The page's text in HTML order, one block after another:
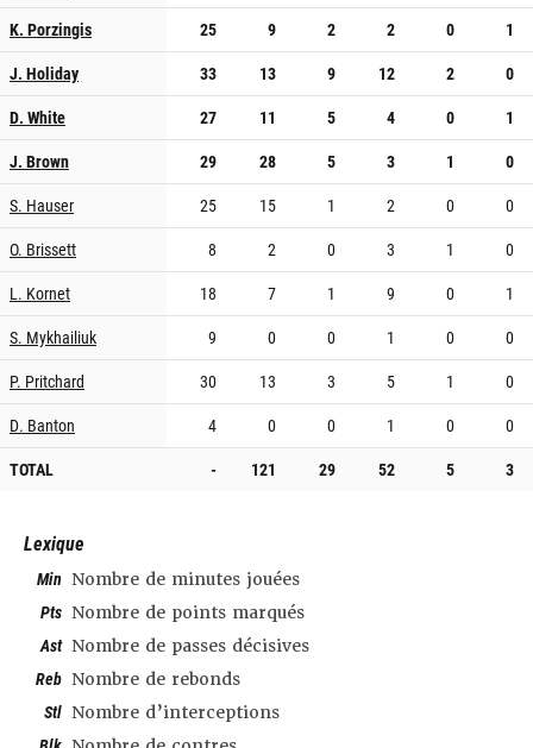
K. Porzingis
25 9 2 2 0
1
J. Holiday
33 13 9 12 2
0
D. White
27 11 5 4 0
1
J. Brown
29 28 5 3 1
0
S. Hauser
25 15 1 2 0
0
O. Brissett
8 2 0 3 1
0
L. Kornet
18 7 1 9 0
1
S. Mykhailiuk
9 0 0 1 0
0
P. Pritchard
30 13 3 5 1
0
D. Banton
4 0 0 1 0
0
TOTAL
- 121 29 52 5 3
Lexique
Min Nombre de minutes jouées
Pts Nombre de points marqués
Ast Nombre de passes décisives
Reb Nombre de rebonds
Stl Nombre d’interceptions